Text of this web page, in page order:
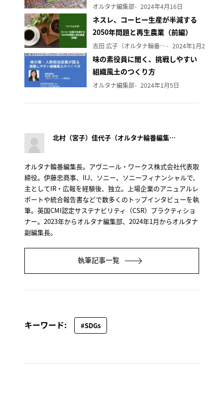
オルタナ編集部 2024年4月16日
ネスレ、コーヒー生産が半減する
2050年問題と再生農業（前編）
吉田 広子（オルタナ輪番編集長） 2024年1月29日
味の素役員に聞く、挑戦しやすい
組織風土のつくり方
オルタナ編集部 2024年1月5日
北村（宮子）佳代子（オルタナ輪番編集長）
オルタナ輪番編集長。アヴニール・ワークス株式会社代表取
締役。伊藤忠商事、IIJ、ソニー、ソニーフィナンシャルで、
主としてIR・広報を経験後、独立。上場企業のアニュアルレ
ポートや統合報告書などで数多くのトップインタビューを執
筆。英国CMI認定サステナビリティ（CSR）プラクティショ
ナー。2023年からオルタナ編集部、2024年1月からオルタナ
副編集長。
執筆記事一覧
キーワード: #SDGs